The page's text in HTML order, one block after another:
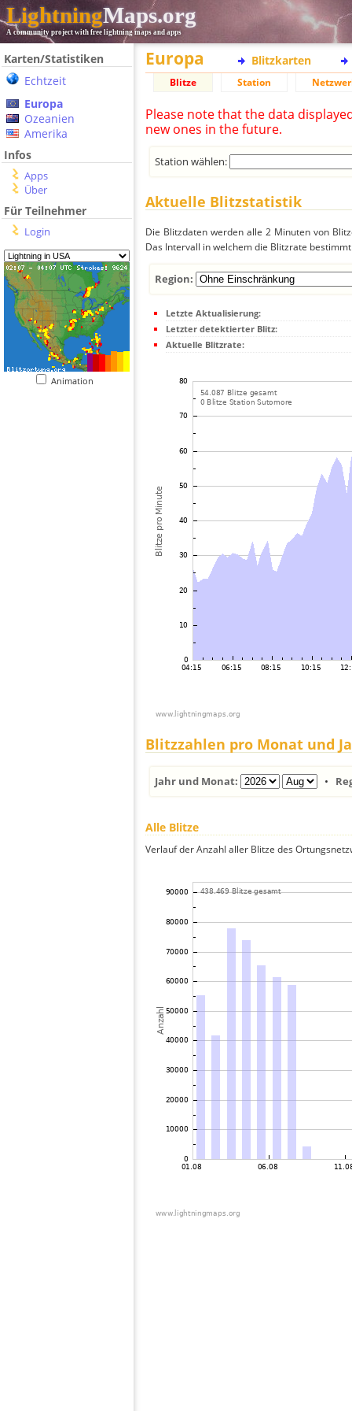
LightningMaps.org
A community project with free lightning maps and apps
Karten/Statistiken
Echtzeit
Europa
Ozeanien
Amerika
Infos
Apps
Über
Für Teilnehmer
Login
Animation
Europa Blitzkarten
Blitze Station
Please note that the data
new ones in the future.
Station wählen:
Aktuelle Blitzstatistik
Die Blitzdaten werden alle 2 Minuten von
Das Intervall in welchem die Blitzrate
Region:
Letzte Aktualisierung:
Letzter detektierter Blitz:
Aktuelle Blitzrate:
Blitzzahlen pro Monat und
Jahr und Monat: •
Alle Blitze
Verlauf der Anzahl aller Blitze des